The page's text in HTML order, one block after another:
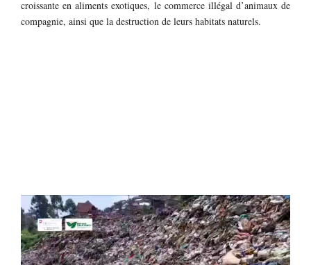
croissante en aliments exotiques, le commerce illégal d’animaux de
compagnie, ainsi que la destruction de leurs habitats naturels.